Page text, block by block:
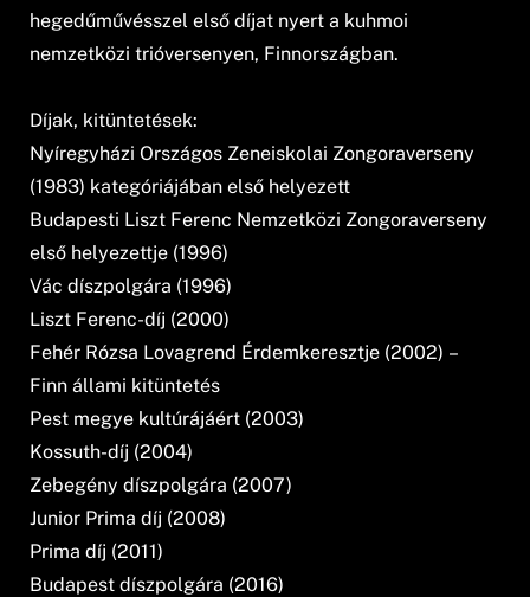
hegedűművésszel első díjat nyert a kuhmoi
nemzetközi trióversenyen, Finnországban.
Díjak, kitüntetések:
Nyíregyházi Országos Zeneiskolai Zongoraverseny
(1983) kategóriájában első helyezett
Budapesti Liszt Ferenc Nemzetközi Zongoraverseny
első helyezettje (1996)
Vác díszpolgára (1996)
Liszt Ferenc-díj (2000)
Fehér Rózsa Lovagrend Érdemkeresztje (2002) –
Finn állami kitüntetés
Pest megye kultúrájáért (2003)
Kossuth-díj (2004)
Zebegény díszpolgára (2007)
Junior Prima díj (2008)
Prima díj (2011)
Budapest díszpolgára (2016)